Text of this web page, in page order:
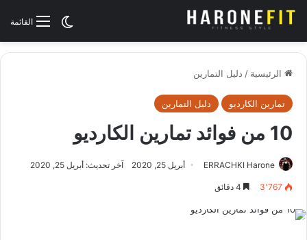
القائمةالوضع
الرئيسية / دليل التمارين
تمارين الكارديو دليل التمارين
10 من فوائد تمارين الكارديو
ERRACHKI Harone أبريل 25, 2020 آخر تحديث: أبريل 25, 2020
3٬767